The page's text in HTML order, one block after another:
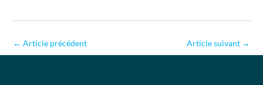
← Article précédent Article suivant →